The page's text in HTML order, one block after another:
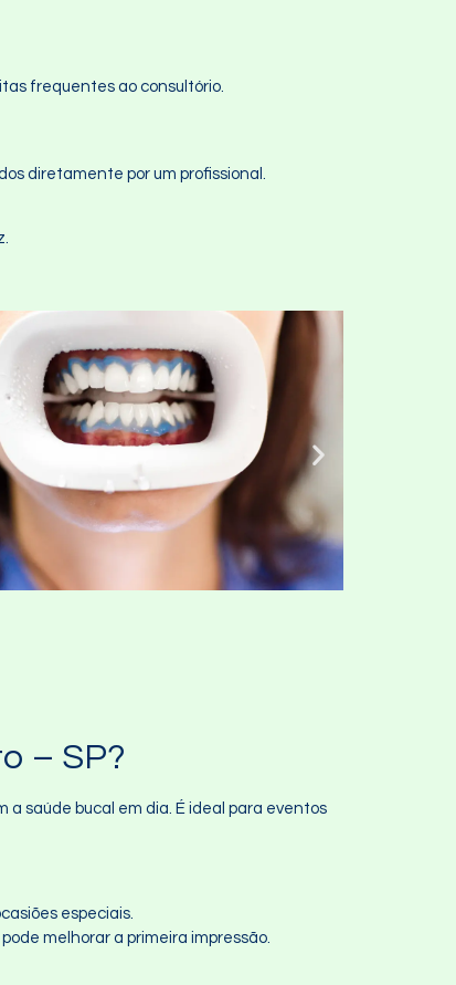
frequentes ao consultório.
diretamente por um profissional.
– SP?
saúde bucal em dia. É ideal para eventos
especiais.
melhorar a primeira impressão.